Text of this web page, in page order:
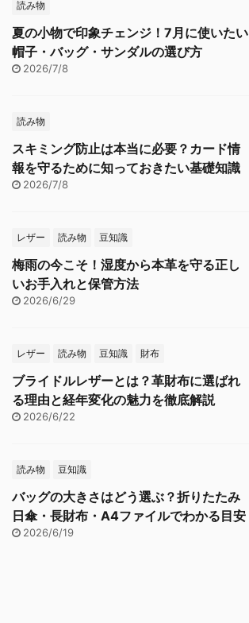
読み物
夏の小物で印象チェンジ！7月に使いたい
帽子・バッグ・サンダルの選び方
2026/7/8
読み物
スキミング防止は本当に必要？カード情
報を守るために知っておきたい基礎知識
2026/7/8
レザー 読み物 豆知識
梅雨の今こそ！湿度から本革を守る正し
いお手入れと保管方法
2026/6/29
レザー 読み物 豆知識 財布
ブライドルレザーとは？革財布に選ばれ
る理由と経年変化の魅力を徹底解説
2026/6/22
読み物 豆知識
バッグの大きさはどう選ぶ？折りたたみ
日傘・長財布・A4ファイルでわかる目安
2026/6/19